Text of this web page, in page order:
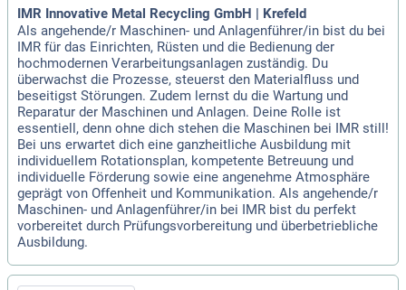
IMR Innovative Metal Recycling GmbH | Krefeld
Als angehende/r Maschinen- und Anlagenführer/in bist du bei
IMR für das Einrichten, Rüsten und die Bedienung der
hochmodernen Verarbeitungsanlagen zuständig. Du
überwachst die Prozesse, steuerst den Materialfluss und
beseitigst Störungen. Zudem lernst du die Wartung und
Reparatur der Maschinen und Anlagen. Deine Rolle ist
essentiell, denn ohne dich stehen die Maschinen bei IMR still!
Bei uns erwartet dich eine ganzheitliche Ausbildung mit
individuellem Rotationsplan, kompetente Betreuung und
individuelle Förderung sowie eine angenehme Atmosphäre
geprägt von Offenheit und Kommunikation. Als angehende/r
Maschinen- und Anlagenführer/in bei IMR bist du perfekt
vorbereitet durch Prüfungsvorbereitung und überbetriebliche
Ausbildung.